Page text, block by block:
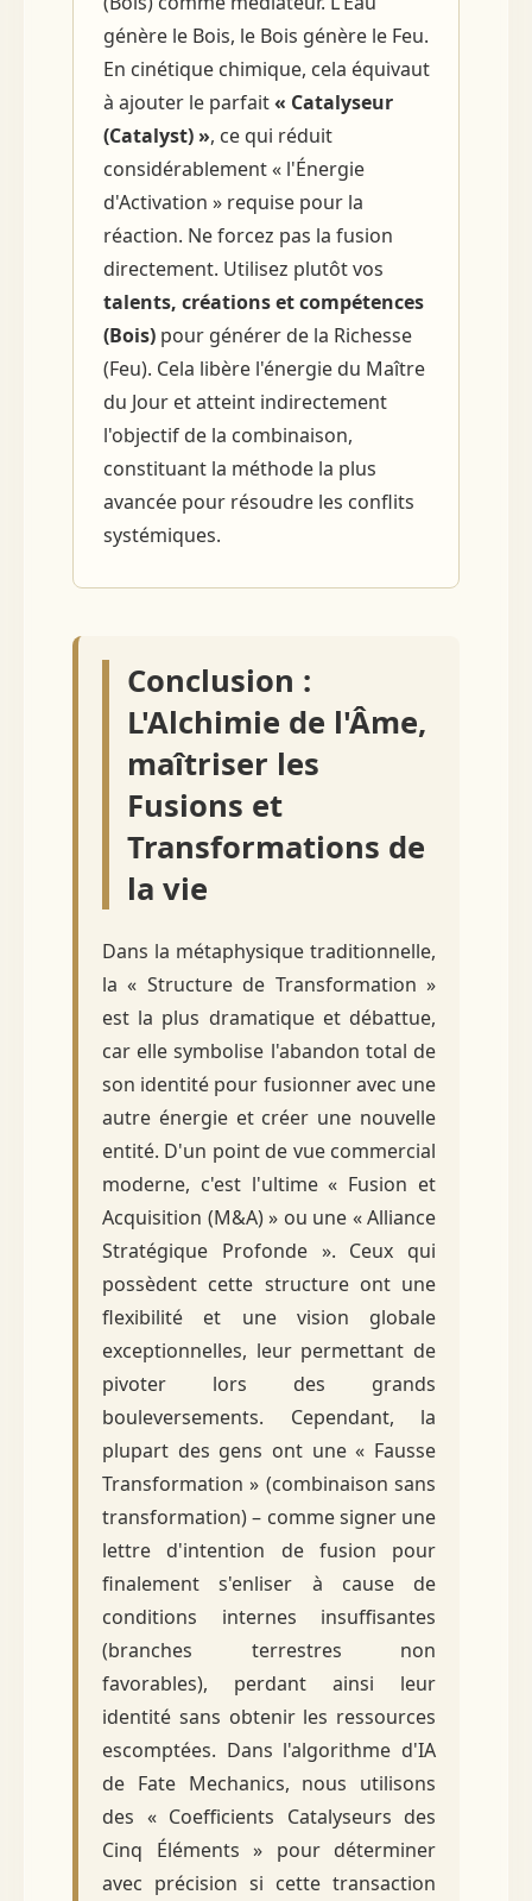
génère le Bois, le Bois génère le Feu.
En cinétique chimique, cela équivaut
à ajouter le parfait« Catalyseur
(Catalyst) », ce qui réduit
considérablement « l'Énergie
d'Activation » requise pour la
réaction. Ne forcez pas la fusion
directement. Utilisez plutôt vos
talents, créations et compétences
(Bois) pour générer de la Richesse
(Feu). Cela libère l'énergie du Maître
du Jour et atteint indirectement
l'objectif de la combinaison,
constituant la méthode la plus
avancée pour résoudre les conflits
systémiques.
Conclusion :
L'Alchimie de l'Âme,
maîtriser les
Fusions et
Transformations de
la vie
Dans la métaphysique traditionnelle,
la « Structure de Transformation »
est la plus dramatique et débattue,
car elle symbolise l'abandon total de
son identité pour fusionner avec une
autre énergie et créer une nouvelle
entité. D'un point de vue commercial
moderne, c'est l'ultime « Fusion et
Acquisition (M&A) » ou une « Alliance
Stratégique Profonde ». Ceux qui
possèdent cette structure ont une
flexibilité et une vision globale
exceptionnelles, leur permettant de
pivoter lors des grands
bouleversements. Cependant, la
plupart des gens ont une « Fausse
Transformation » (combinaison sans
transformation) – comme signer une
lettre d'intention de fusion pour
finalement s'enliser à cause de
conditions internes insuffisantes
(branches terrestres non
favorables), perdant ainsi leur
identité sans obtenir les ressources
escomptées. Dans l'algorithme d'IA
de Fate Mechanics, nous utilisons
des « Coefficients Catalyseurs des
Cinq Éléments » pour déterminer
avec précision si cette transaction